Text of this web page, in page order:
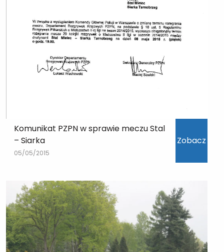
Komunikat PZPN w sprawie meczu Stal
– Siarka
05/05/2015
Zobacz